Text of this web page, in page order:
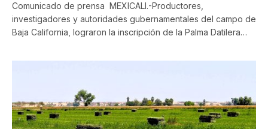
Comunicado de prensa MEXICALI.-Productores,
investigadores y autoridades gubernamentales del campo de
Baja California, lograron la inscripción de la Palma Datilera…